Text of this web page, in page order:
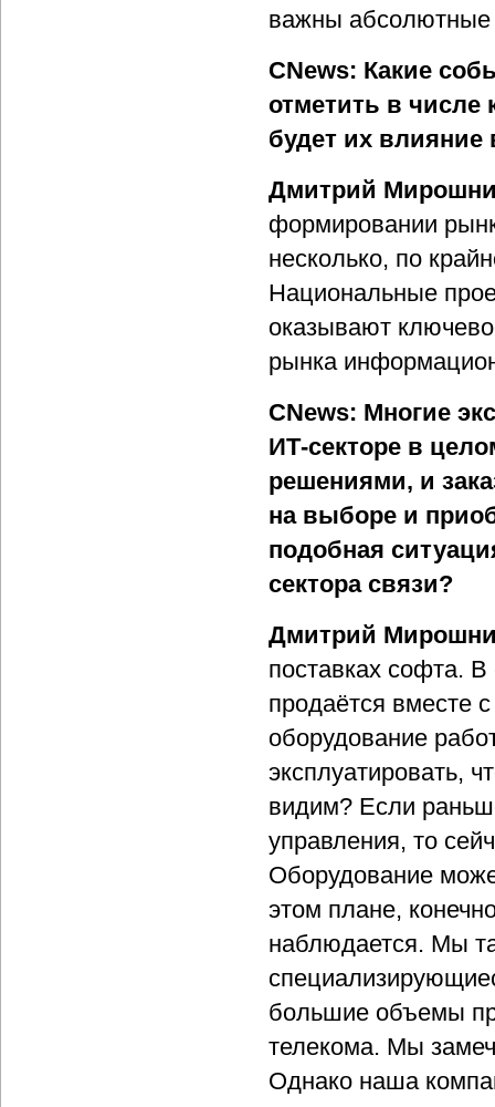
важны абсолютные
CNews: Какие
отметить в числе
будет их влияние
Дмитрий
формировании
несколько, по
Национальные
оказывают
рынка
CNews: Многие
ИТ-секторе в
решениями, и
на выборе и
подобная
сектора связи?
Дмитрий
поставках софта.
продаётся вместе
оборудование
эксплуатировать,
видим? Если
управления, то
Оборудование
этом плане,
наблюдается. Мы
большие объемы
телекома. Мы
Однако наша